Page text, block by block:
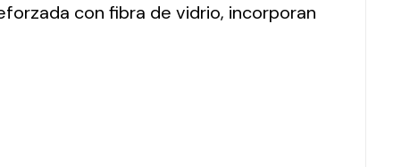
con fibra de vidrio, incorporan